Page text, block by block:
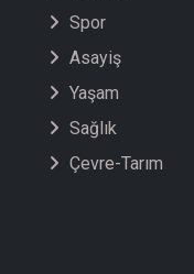
Spor
Asayiş
Yaşam
Sağlık
Çevre-Tarım